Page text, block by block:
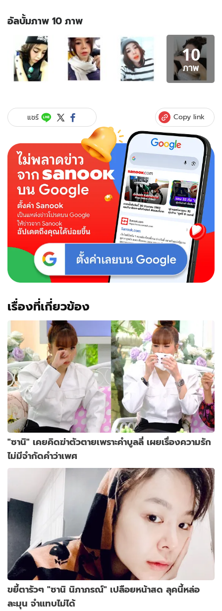
อัลบั้มภาพ 10 ภาพ
ภาพ
10
ภาพ
ของ
ขึ้น
เขียง!
สารภาพ
แค่
อกซ์
10
ภาพ
แชร์ Copy link
เรื่องที่เกี่ยวข้อง
"ซานิ" เคยคิดฆ่าตัวตายเพราะคำบูลลี่ เผยเรื่องความรัก
ไม่มีจำกัดคำว่าเพศ
ขยี้ตารัวๆ "ซานิ นิภาภรณ์" เปลือยหน้าสด ลุคนี้หล่อ
ละมุน จำแทบไม่ได้